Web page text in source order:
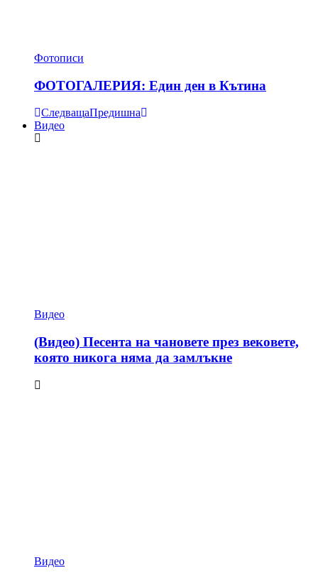
Фотописи
ФОТОГАЛЕРИЯ: Един ден в Кътина
СледващаПредишна
Видео
Видео
(Видео) Песента на чановете през вековете,
която никога няма да замлъкне
Видео